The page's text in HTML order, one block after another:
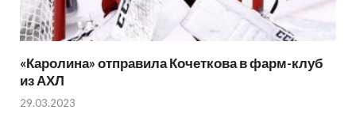
«Каролина» отправила Кочеткова в фарм-клуб
из АХЛ
29.03.2023